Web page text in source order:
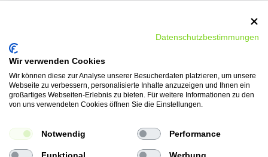
Datenschutzbestimmungen
Wir verwenden Cookies
Wir können diese zur Analyse unserer Besucherdaten platzieren, um unsere
Webseite zu verbessern, personalisierte Inhalte anzuzeigen und Ihnen ein
großartiges Webseiten-Erlebnis zu bieten. Für weitere Informationen zu den
von uns verwendeten Cookies öffnen Sie die Einstellungen.
Notwendig Performance
Funktional Werbung